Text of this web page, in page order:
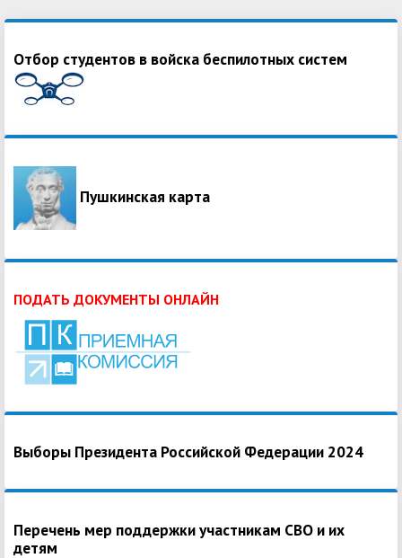
Отбор студентов в войска беспилотных систем
Пушкинская карта
ПОДАТЬ ДОКУМЕНТЫ ОНЛАЙН
Выборы Президента Российской Федерации 2024
Перечень мер поддержки участникам СВО и их
детям